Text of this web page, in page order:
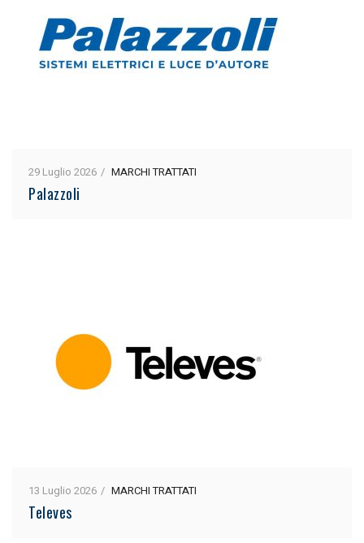
29 Luglio 2026 MARCHI TRATTATI
Palazzoli
13 Luglio 2026 MARCHI TRATTATI
Televes